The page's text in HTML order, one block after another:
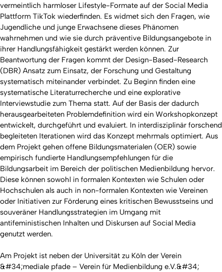
vermeintlich harmloser Lifestyle-Formate auf der Social Media
Plattform TikTok wiederfinden. Es widmet sich den Fragen, wie
Jugendliche und junge Erwachsene dieses Phänomen
wahrnehmen und wie sie durch präventive Bildungsangebote in
ihrer Handlungsfähigkeit gestärkt werden können. Zur
Beantwortung der Fragen kommt der Design-Based-Research
(DBR) Ansatz zum Einsatz, der Forschung und Gestaltung
systematisch miteinander verbindet. Zu Beginn finden eine
systematische Literaturrecherche und eine explorative
Interviewstudie zum Thema statt. Auf der Basis der dadurch
herausgearbeiteten Problemdefinition wird ein Workshopkonzept
entwickelt, durchgeführt und evaluiert. In interdisziplinär forschend
begleiteten Iterationen wird das Konzept mehrmals optimiert. Aus
dem Projekt gehen offene Bildungsmaterialen (OER) sowie
empirisch fundierte Handlungsempfehlungen für die
Bildungsarbeit im Bereich der politischen Medienbildung hervor.
Diese können sowohl in formalen Kontexten wie Schulen oder
Hochschulen als auch in non-formalen Kontexten wie Vereinen
oder Initiativen zur Förderung eines kritischen Bewusstseins und
souveräner Handlungsstrategien im Umgang mit
antifeministischen Inhalten und Diskursen auf Social Media
genutzt werden.
Am Projekt ist neben der Universität zu Köln der Verein
&#34;mediale pfade – Verein für Medienbildung e.V.&#34;